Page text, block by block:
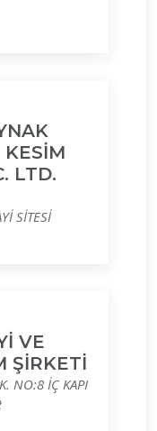
KESİM
LTD.
SİTESİ
VE
ŞİRKETİ
NO:8 İÇ KAPI